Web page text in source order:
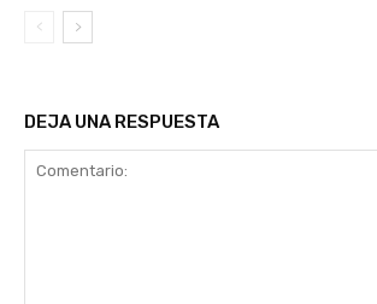
DEJA UNA RESPUESTA